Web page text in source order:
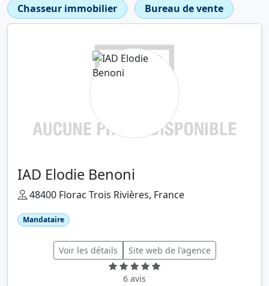
Chasseur immobilier
Bureau de vente
IAD Elodie Benoni
48400 Florac Trois Rivières, France
Mandataire
Voir les détails Site web de l'agence
6 avis